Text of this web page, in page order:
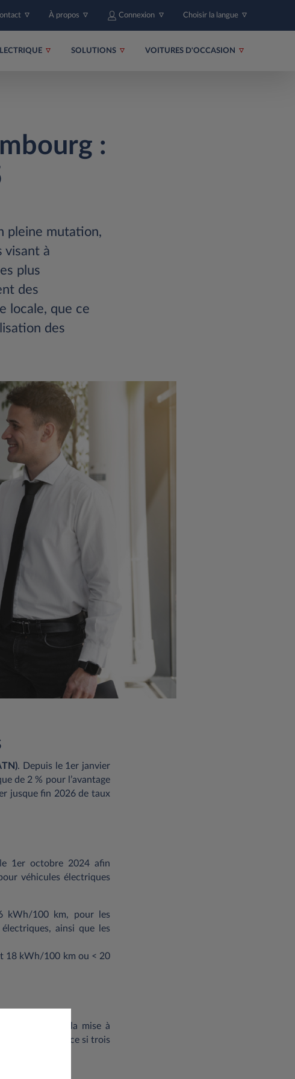
À propos Connexion Choisir la langue
SOLUTIONS VOITURES D'OCCASION
:
pleine mutation,
visant à
plus
des
locale, que ce
des
. Depuis le 1er janvier
de 2 % pour l’avantage
jusque fin 2026 de taux
1er octobre 2024 afin
véhicules électriques
kWh/100 km, pour les
ainsi que les
18 kWh/100 km ou < 20
impose que la mise à
pays de résidence si trois